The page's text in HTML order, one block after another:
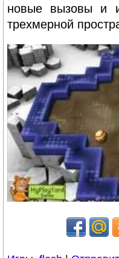
новые вызовы и
трехмерной